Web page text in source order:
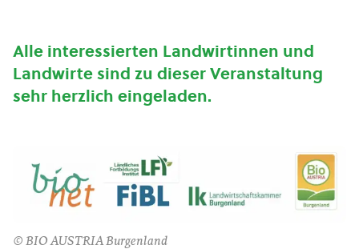
Alle interessierten Landwirtinnen und
Landwirte sind zu dieser Veranstaltung
sehr herzlich eingeladen.
© BIO AUSTRIA Burgenland